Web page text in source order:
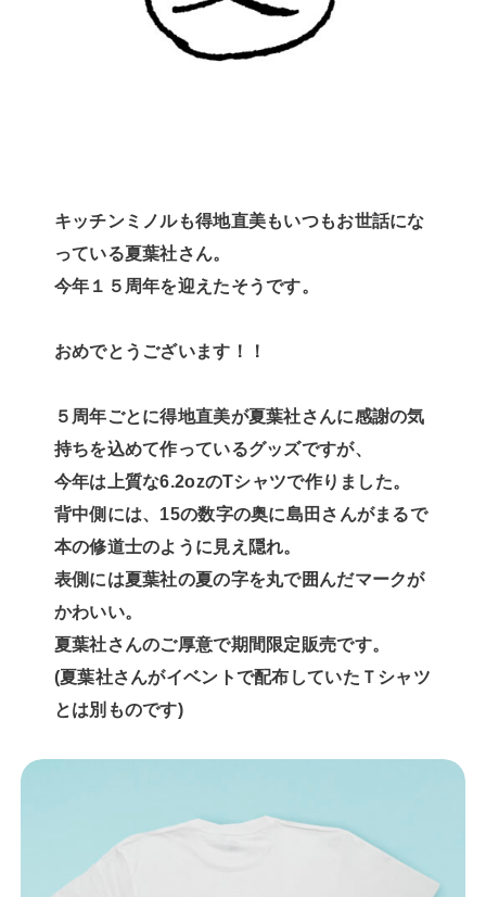
キッチンミノルも得地直美もいつもお世話にな
っている夏葉社さん。
今年１５周年を迎えたそうです。
おめでとうございます！！
５周年ごとに得地直美が夏葉社さんに感謝の気
持ちを込めて作っているグッズですが、
今年は上質な6.2ozのTシャツで作りました。
背中側には、15の数字の奥に島田さんがまるで
本の修道士のように見え隠れ。
表側には夏葉社の夏の字を丸で囲んだマークが
かわいい。
夏葉社さんのご厚意で期間限定販売です。
(夏葉社さんがイベントで配布していたＴシャツ
とは別ものです)